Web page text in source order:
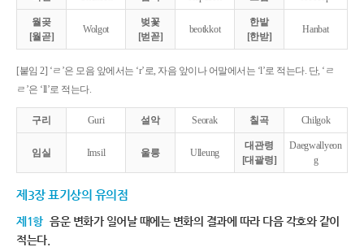
월곶
[월곧]
Wolgot
벚꽃
[벋꼳]
beotkkot
한밭
[한받]
Hanbat
[붙임 2] ‘ㄹ’은 모음 앞에서는 ‘r’로, 자음 앞이나 어말에서는 ‘l’로 적는다. 단, ‘ㄹ
ㄹ’은 ‘ll’로 적는다.
구리 Guri 설악 Seorak 칠곡 Chilgok
임실 Imsil 울릉 Ulleung
대관령
[대괄령]
Daegwallyeon
g
제3장 표기상의 유의점
제1항 음운 변화가 일어날 때에는 변화의 결과에 따라 다음 각호와 같이
적는다.